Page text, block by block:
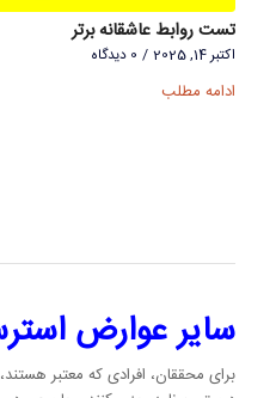
تست روابط عاشقانه برتر
اکتبر 14, 2025 / 0 دیدگاه
ادامه مطلب
سایر عوارض
برای محققان، افرادی که معتبر